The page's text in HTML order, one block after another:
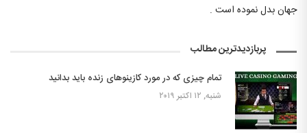
جهان بدل نموده است .
پربازدیدترین مطالب
تمام چیزی که در مورد کازینوهای زنده باید بدانید
شنبه, ۱۲ اکتبر ۲۰۱۹